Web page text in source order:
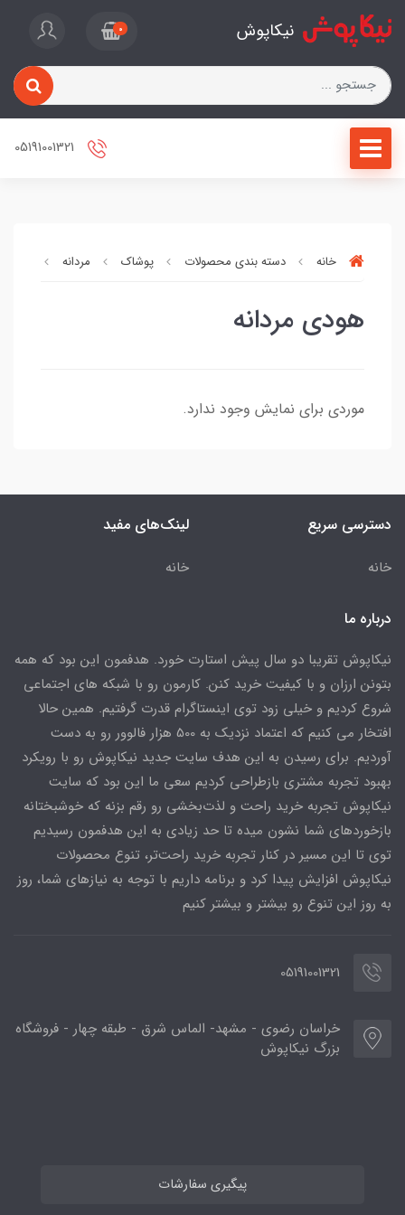
نیکاپوش 0
خانه دسته بندی محصولات پوشاک مردانه
هودی مردانه
موردی برای نمایش وجود ندارد.
دسترسی سریع
خانه
لینک‌های مفید
خانه
درباره ما
نیکاپوش تقریبا دو سال پیش استارت خورد. هدفمون این بود که همه
بتونن ارزان و با کیفیت خرید کنن. کارمون رو با شبکه های اجتماعی
شروع کردیم و خیلی زود توی اینستاگرام قدرت گرفتیم. همین حالا
افتخار می کنیم که اعتماد نزدیک به 500 هزار فالوور رو به دست
آوردیم. برای رسیدن به این هدف سایت جدید نیکاپوش رو با رویکرد
بهبود تجربه مشتری بازطراحی کردیم سعی ما این بود که سایت
نیکاپوش تجربه خرید راحت و لذت‌بخشی رو رقم بزنه که خوشبختانه
بازخوردهای شما نشون میده تا حد زیادی به این هدفمون رسیدیم
توی تا این مسیر در کنار تجربه خرید راحت‌تر، تنوع محصولات
نیکاپوش افزایش پیدا کرد و برنامه داریم با توجه به نیازهای شما، روز
به روز این تنوع رو بیشتر و بیشتر کنیم
05191001321
خراسان رضوی - مشهد- الماس شرق - طبقه چهار - فروشگاه
بزرگ نیکاپوش
پیگیری سفارشات